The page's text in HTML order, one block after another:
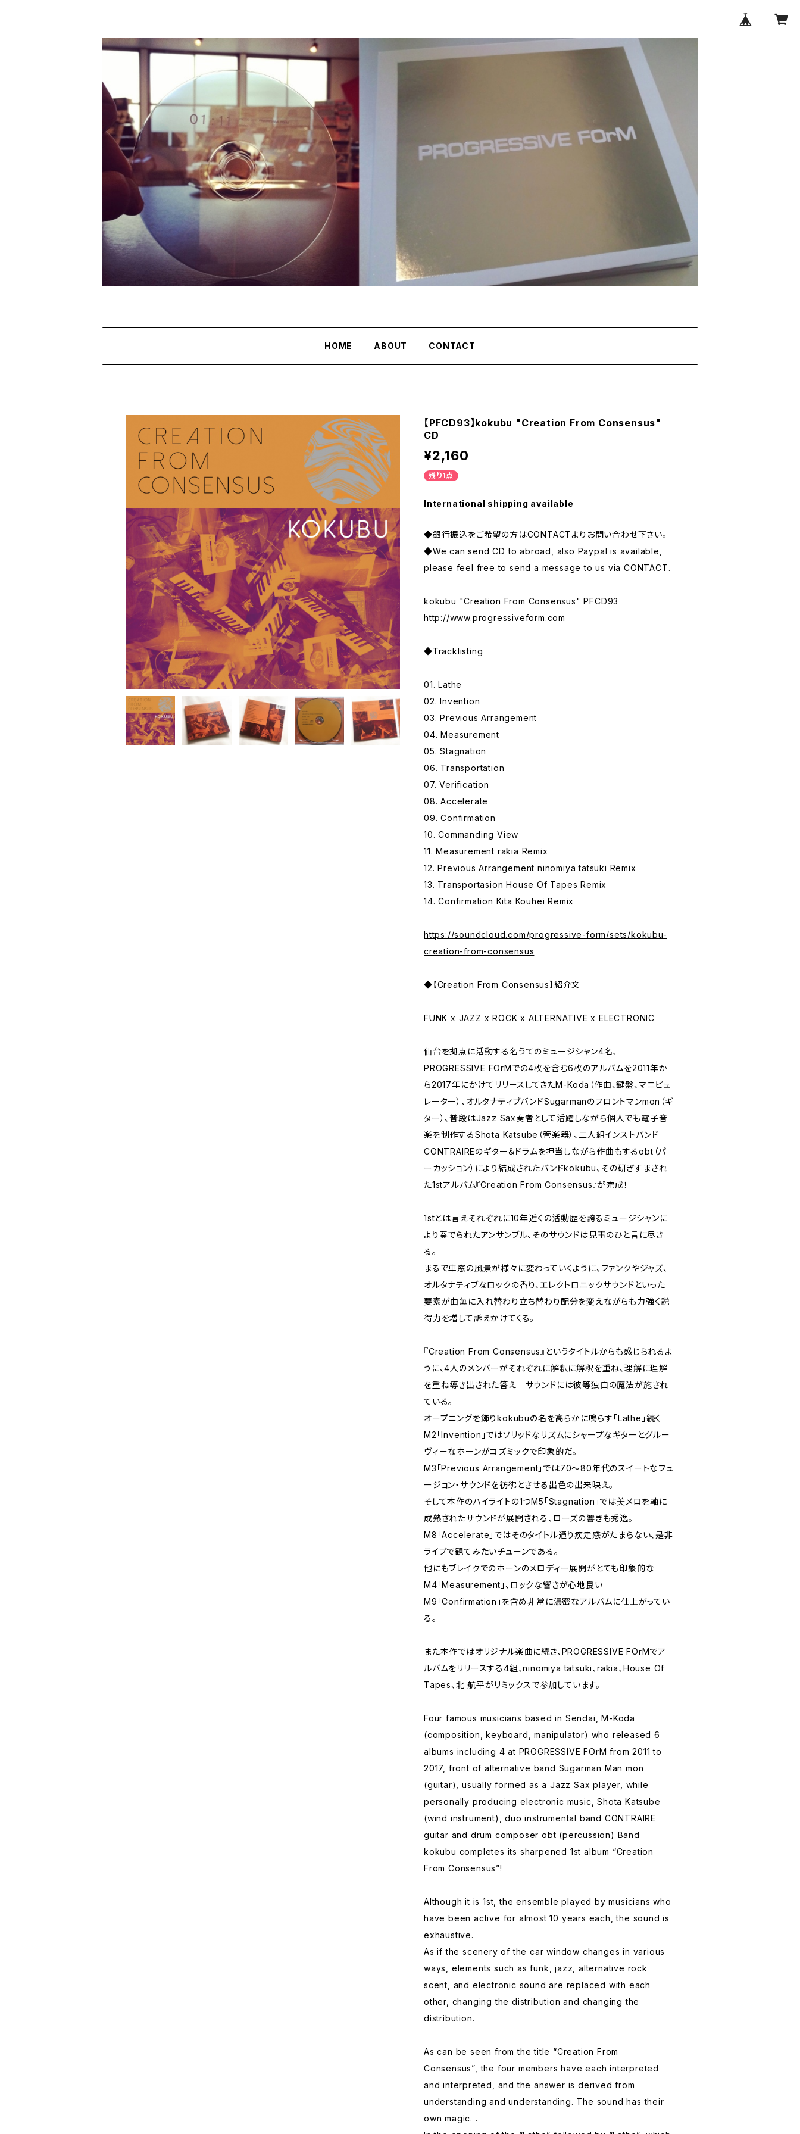
HOME ABOUT CONTACT
【PFCD93】kokubu "Creation From Consensus"
CD
¥2,160
残り1点
International shipping available
◆銀行振込をご希望の方はCONTACTよりお問い合わせ下さい。
◆We can send CD to abroad, also Paypal is available,
please feel free to send a message to us via CONTACT.
kokubu "Creation From Consensus" PFCD93
http://www.progressiveform.com
◆Tracklisting
01. Lathe
02. Invention
03. Previous Arrangement
04. Measurement
05. Stagnation
06. Transportation
07. Verification
08. Accelerate
09. Confirmation
10. Commanding View
11. Measurement rakia Remix
12. Previous Arrangement ninomiya tatsuki Remix
13. Transportasion House Of Tapes Remix
14. Confirmation Kita Kouhei Remix
https://soundcloud.com/progressive-form/sets/kokubu-
creation-from-consensus
◆【Creation From Consensus】紹介文
FUNK x JAZZ x ROCK x ALTERNATIVE x ELECTRONIC
仙台を拠点に活動する名うてのミュージシャン4名、
PROGRESSIVE FOrMでの4枚を含む6枚のアルバムを2011年か
ら2017年にかけてリリースしてきたM-Koda（作曲、鍵盤、マニピュ
レーター）、オルタナティブバンドSugarmanのフロントマンmon（ギ
ター）、普段はJazz Sax奏者として活躍しながら個人でも電子音
楽を制作するShota Katsube（管楽器）、二人組インストバンド
CONTRAIREのギター＆ドラムを担当しながら作曲もするobt（パ
ーカッション）により結成されたバンドkokubu、その研ぎすまされ
た1stアルバム『Creation From Consensus』が完成！
1stとは言えそれぞれに10年近くの活動歴を誇るミュージシャンに
より奏でられたアンサンブル、そのサウンドは見事のひと言に尽き
る。
まるで車窓の風景が様々に変わっていくように、ファンクやジャズ、
オルタナティブなロックの香り、エレクトロニックサウンドといった
要素が曲毎に入れ替わり立ち替わり配分を変えながらも力強く説
得力を増して訴えかけてくる。
『Creation From Consensus』というタイトルからも感じられるよ
うに、4人のメンバーがそれぞれに解釈に解釈を重ね、理解に理解
を重ね導き出された答え＝サウンドには彼等独自の魔法が施され
ている。
オープニングを飾りkokubuの名を高らかに鳴らす「Lathe」続く
M2「Invention」ではソリッドなリズムにシャープなギターとグルー
ヴィーなホーンがコズミックで印象的だ。
M3「Previous Arrangement」では70～80年代のスイートなフュ
ージョン・サウンドを彷彿とさせる出色の出来映え。
そして本作のハイライトの1つM5「Stagnation」では美メロを軸に
成熟されたサウンドが展開される、ローズの響きも秀逸。
M8「Accelerate」ではそのタイトル通り疾走感がたまらない、是非
ライブで観てみたいチューンである。
他にもブレイクでのホーンのメロディー展開がとても印象的な
M4「Measurement」、ロックな響きが心地良い
M9「Confirmation」を含め非常に濃密なアルバムに仕上がってい
る。
また本作ではオリジナル楽曲に続き、PROGRESSIVE FOrMでア
ルバムをリリースする4組、ninomiya tatsuki、rakia、House Of
Tapes、北 航平がリミックスで参加しています。
Four famous musicians based in Sendai, M-Koda
(composition, keyboard, manipulator) who released 6
albums including 4 at PROGRESSIVE FOrM from 2011 to
2017, front of alternative band Sugarman Man mon
(guitar), usually formed as a Jazz Sax player, while
personally producing electronic music, Shota Katsube
(wind instrument), duo instrumental band CONTRAIRE
guitar and drum composer obt (percussion) Band
kokubu completes its sharpened 1st album “Creation
From Consensus”!
Although it is 1st, the ensemble played by musicians who
have been active for almost 10 years each, the sound is
exhaustive.
As if the scenery of the car window changes in various
ways, elements such as funk, jazz, alternative rock
scent, and electronic sound are replaced with each
other, changing the distribution and changing the
distribution.
As can be seen from the title “Creation From
Consensus”, the four members have each interpreted
and interpreted, and the answer is derived from
understanding and understanding. The sound has their
own magic. .